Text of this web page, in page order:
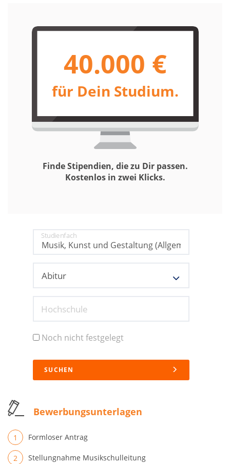
40.000 €
für Dein Studium.
Finde Stipendien, die zu Dir passen.
Kostenlos in zwei Klicks.
Studienfach
Hochschule
Noch nicht festgelegt
SUCHEN
Bewerbungsunterlagen
Formloser Antrag
Stellungnahme Musikschulleitung